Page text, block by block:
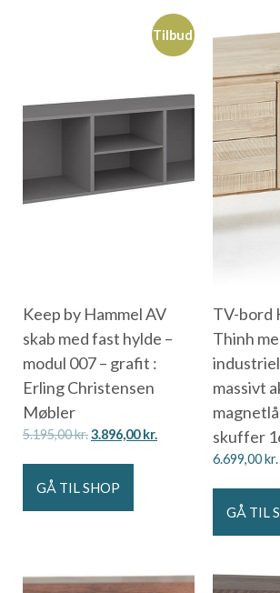
Tilbud
Keep by Hammel AV
skab med fast hylde –
modul 007 – grafit :
Erling Christensen
Møbler
5.195,00kr.3.896,00kr.
GÅ TIL SHOP
TV-bord
Thinh
massivt
skuffer
6.699,00kr.
GÅ TIL